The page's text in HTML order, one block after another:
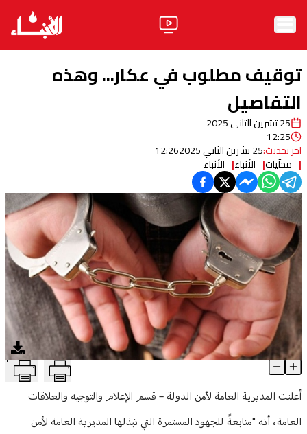
الأخبار
ثقافة ومجتمع
منوعات
آراء
فيديو
مواقف
وليد جنبلاطالحزب
ابحث
توقيف مطلوب في عكار... وهذه
التفاصيل
25 تشرين الثاني 2025
12:25
آخر تحديث:25 تشرين الثاني 2025 12:26
محلّيات الأنباء الأنباء
توقيف مطلوب في عكار... وهذه التفاصيل T
Article Content
أعلنت المديرية العامة لأمن الدولة – قسم الإعلام والتوجيه والعلاقات
العامة، أنه "متابعةً للجهود المستمرة التي تبذلها المديرية العامة لأمن